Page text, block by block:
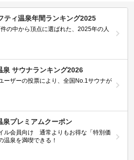
ティ温泉年間ランキング2025
の中から頂点に選ばれた、2025年の人
泉 サウナランキング2026
ーザーの投票により、全国No.1サウナが
泉プレミアムクーポン
ル会員向け 通常よりもお得な「特別価
温泉を満喫できる！